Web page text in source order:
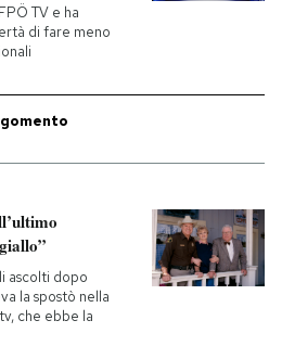
Ok Boomer!
TV e ha
di fare meno
ascolti dopo
la spostò nella
che ebbe la